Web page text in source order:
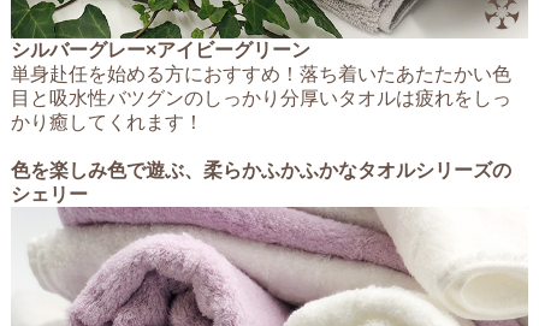
シルバーグレー×アイビーグリーン
単身赴任を始める方におすすめ！落ち着いたあたたかい色
目と吸水性バツグンのしっかり分厚いタオルは疲れをしっ
かり癒してくれます！
色を楽しみ色で遊ぶ、柔らかふかふかなタオルシリーズの
シェリー